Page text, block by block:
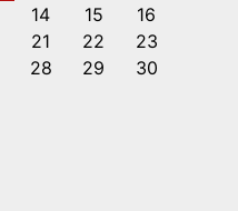
14 15
16
21 22
23
28 29
30